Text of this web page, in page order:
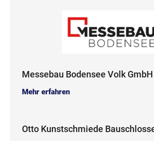
Messebau Bodensee Volk GmbH
Mehr erfahren
Otto Kunstschmiede